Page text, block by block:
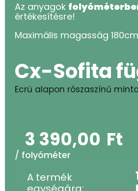
Az anyagok
értékesítésre!
Maximális magasság 180cm
Cx-Sofita
Ecrü alapon rószaszínű
3 390,00 Ft
/ folyóméter
A termék